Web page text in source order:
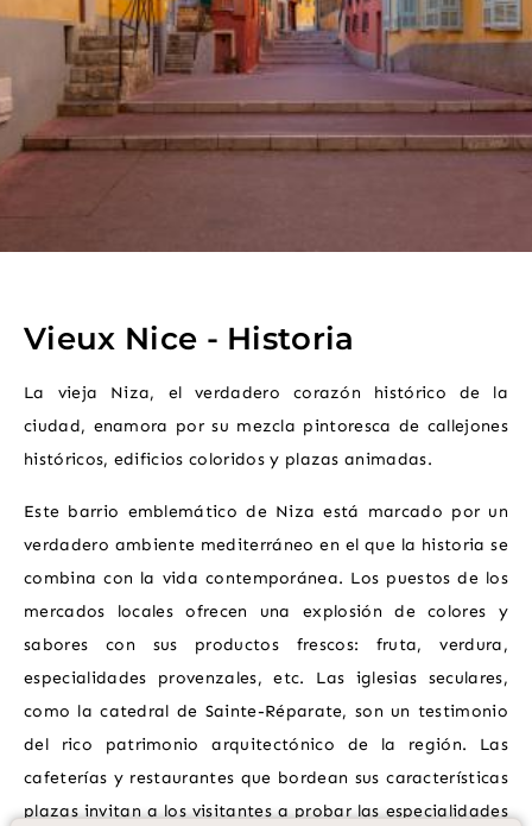
22 rue Catherine Ségurane Nice 06300 France
04 65 00 09 85
reservations@palaissegurane.com
Vieux Nice - Historia
La vieja Niza, el verdadero corazón histórico de la
ciudad, enamora por su mezcla pintoresca de callejones
históricos, edificios coloridos y plazas animadas.
Este barrio emblemático de Niza está marcado por un
verdadero ambiente mediterráneo en el que la historia se
combina con la vida contemporánea. Los puestos de los
mercados locales ofrecen una explosión de colores y
sabores con sus productos frescos: fruta, verdura,
especialidades provenzales, etc. Las iglesias seculares,
como la catedral de Sainte-Réparate, son un testimonio
del rico patrimonio arquitectónico de la región. Las
cafeterías y restaurantes que bordean sus características
plazas invitan a los visitantes a probar las especialidades